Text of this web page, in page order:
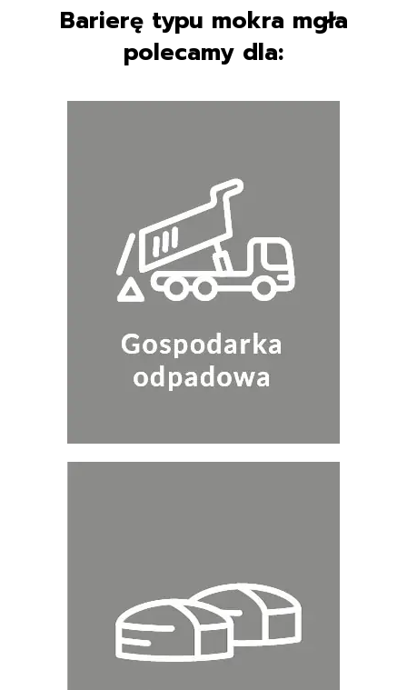
Barierę typu mokra mgła
polecamy dla: